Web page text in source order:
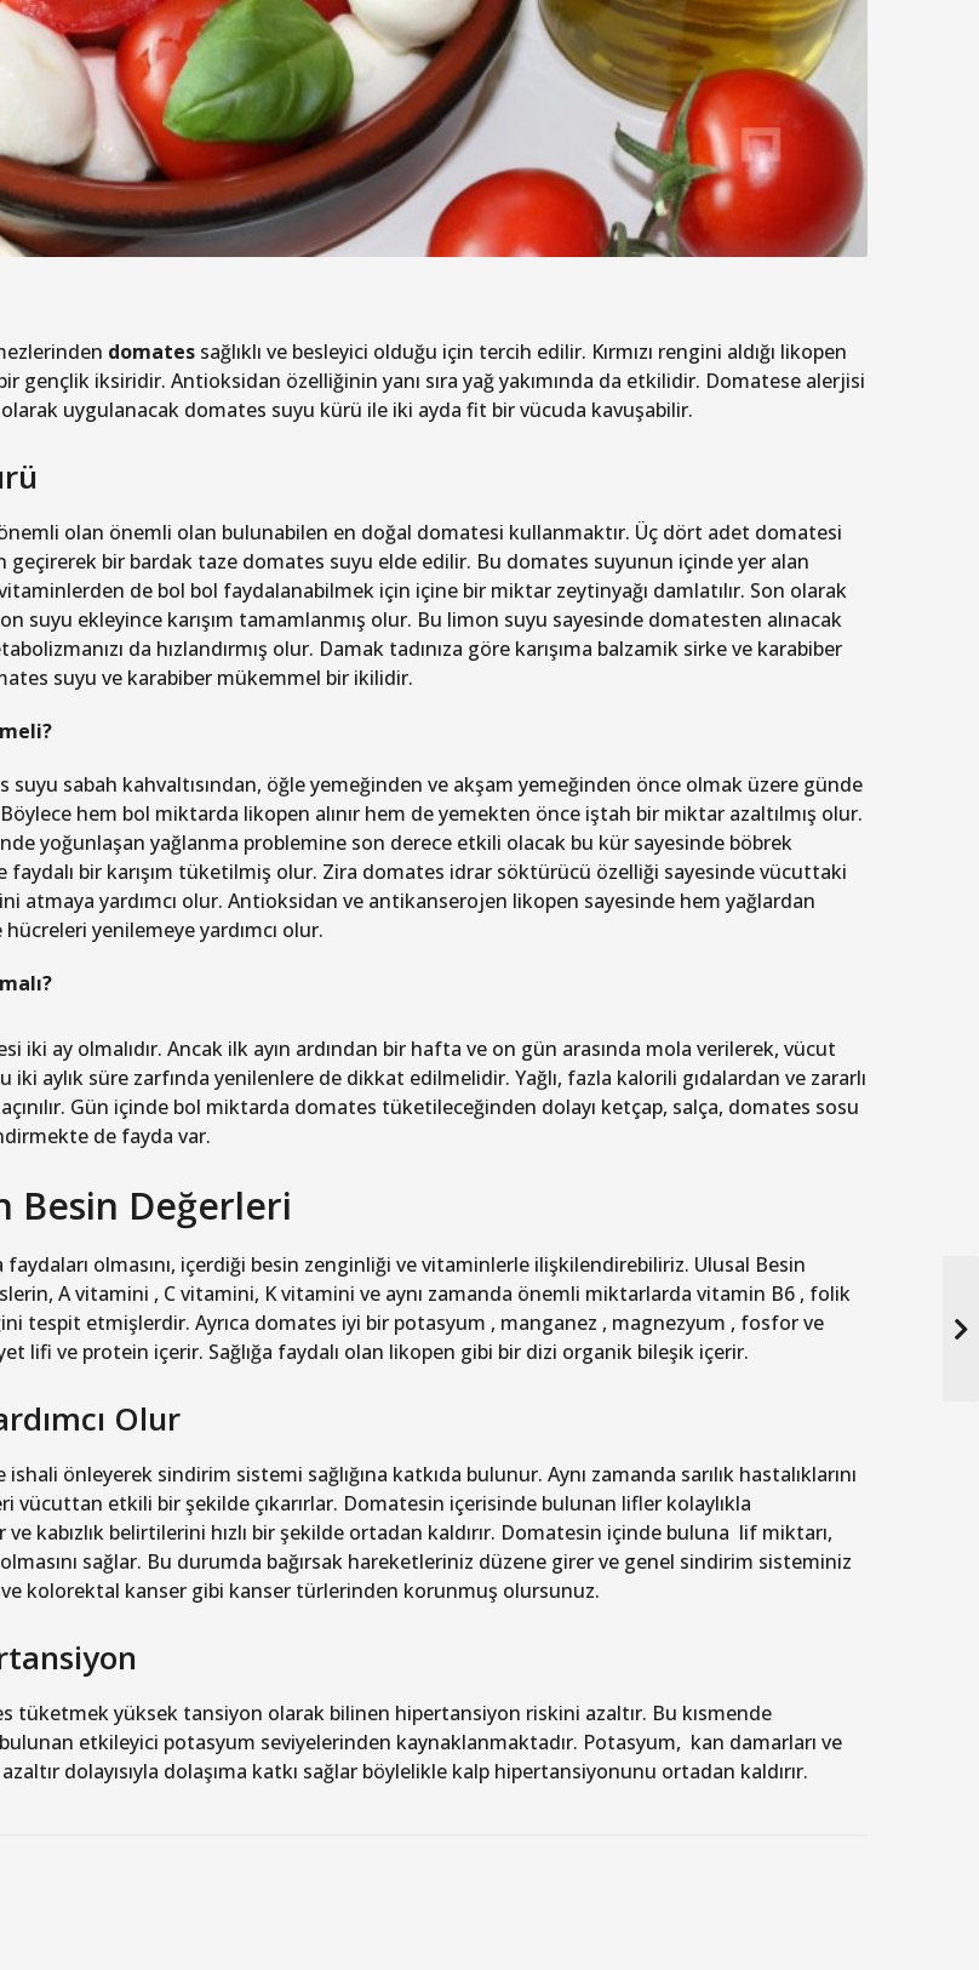
domatessağlıklı ve besleyici olduğu için tercih edilir. Kırmızı rengini aldığı likopen
gençlik iksiridir. Antioksidan özelliğinin yanı sıra yağ yakımında da etkilidir. Domatese alerjisi
uygulanacak domates suyu kürü ile iki ayda fit bir vücuda kavuşabilir.
olan önemli olan bulunabilen en doğal domatesi kullanmaktır. Üç dört adet domatesi
geçirerek bir bardak taze domates suyu elde edilir. Bu domates suyunun içinde yer alan
de bol bol faydalanabilmek için içine bir miktar zeytinyağı damlatılır. Son olarak
suyu ekleyince karışım tamamlanmış olur. Bu limon suyu sayesinde domatesten alınacak
da hızlandırmış olur. Damak tadınıza göre karışıma balzamik sirke ve karabiber
suyu ve karabiber mükemmel bir ikilidir.
suyu sabah kahvaltısından, öğle yemeğinden ve akşam yemeğinden önce olmak üzere günde
hem bol miktarda likopen alınır hem de yemekten önce iştah bir miktar azaltılmış olur.
yoğunlaşan yağlanma problemine son derece etkili olacak bu kür sayesinde böbrek
faydalı bir karışım tüketilmiş olur. Zira domates idrar söktürücü özelliği sayesinde vücuttaki
atmaya yardımcı olur. Antioksidan ve antikanserojen likopen sayesinde hem yağlardan
yenilemeye yardımcı olur.
iki ay olmalıdır. Ancak ilk ayın ardından bir hafta ve on gün arasında mola verilerek, vücut
aylık süre zarfında yenilenlere de dikkat edilmelidir. Yağlı, fazla kalorili gıdalardan ve zararlı
Gün içinde bol miktarda domates tüketileceğinden dolayı ketçap, salça, domates sosu
de fayda var.
Besin Değerleri
faydaları olmasını, içerdiği besin zenginliği ve vitaminlerle ilişkilendirebiliriz. Ulusal Besin
A vitamini , C vitamini, K vitamini ve aynı zamanda önemli miktarlarda vitamin B6 , folik
tespit etmişlerdir. Ayrıca domates iyi bir potasyum , manganez , magnezyum , fosfor ve
lifi ve protein içerir. Sağlığa faydalı olan likopen gibi bir dizi organik bileşik içerir.
Olur
ishali önleyerek sindirim sistemi sağlığına katkıda bulunur. Aynı zamanda sarılık hastalıklarını
vücuttan etkili bir şekilde çıkarırlar. Domatesin içerisinde bulunan lifler kolaylıkla
ve kabızlık belirtilerini hızlı bir şekilde ortadan kaldırır. Domatesin içinde buluna lif miktarı,
sağlar. Bu durumda bağırsak hareketleriniz düzene girer ve genel sindirim sisteminiz
ve kolorektal kanser gibi kanser türlerinden korunmuş olursunuz.
tüketmek yüksek tansiyon olarak bilinen hipertansiyon riskini azaltır. Bu kısmende
etkileyici potasyum seviyelerinden kaynaklanmaktadır. Potasyum, kan damarları ve
dolayısıyla dolaşıma katkı sağlar böylelikle kalp hipertansiyonunu ortadan kaldırır.